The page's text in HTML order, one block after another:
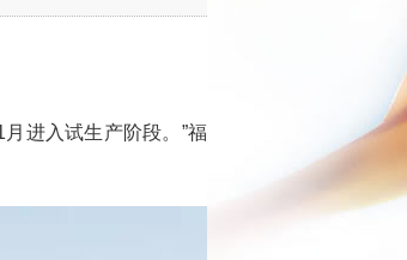
进入试生产阶段。”福